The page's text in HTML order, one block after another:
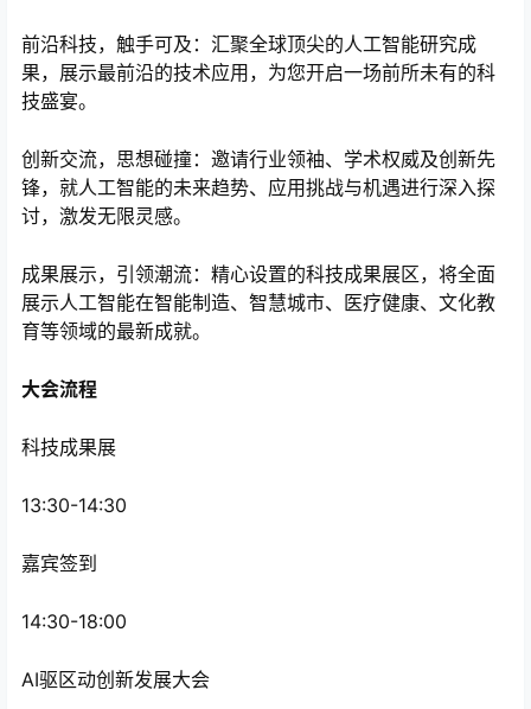
前沿科技，触手可及：汇聚全球顶尖的人工智能研究成
果，展示最前沿的技术应用，为您开启一场前所未有的科
技盛宴。
创新交流，思想碰撞：邀请行业领袖、学术权威及创新先
锋，就人工智能的未来趋势、应用挑战与机遇进行深入探
讨，激发无限灵感。
成果展示，引领潮流：精心设置的科技成果展区，将全面
展示人工智能在智能制造、智慧城市、医疗健康、文化教
育等领域的最新成就。
大会流程
科技成果展
13:30-14:30
嘉宾签到
14:30-18:00
AI驱区动创新发展大会